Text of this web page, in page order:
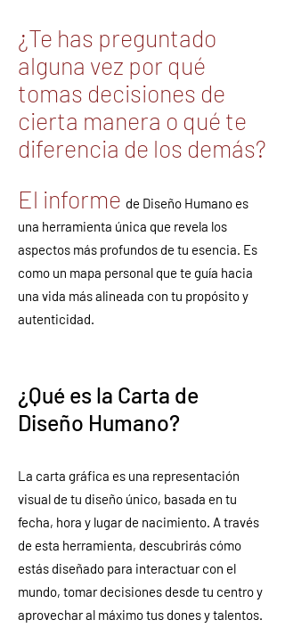
¿Te has preguntado
alguna vez por qué
tomas decisiones de
cierta manera o qué te
diferencia de los demás?
El informe de Diseño Humano es
una herramienta única que revela los
aspectos más profundos de tu esencia. Es
como un mapa personal que te guía hacia
una vida más alineada con tu propósito y
autenticidad.
¿Qué es la Carta de
Diseño Humano?
La carta gráfica es una representación
visual de tu diseño único, basada en tu
fecha, hora y lugar de nacimiento. A través
de esta herramienta, descubrirás cómo
estás diseñado para interactuar con el
mundo, tomar decisiones desde tu centro y
aprovechar al máximo tus dones y talentos.